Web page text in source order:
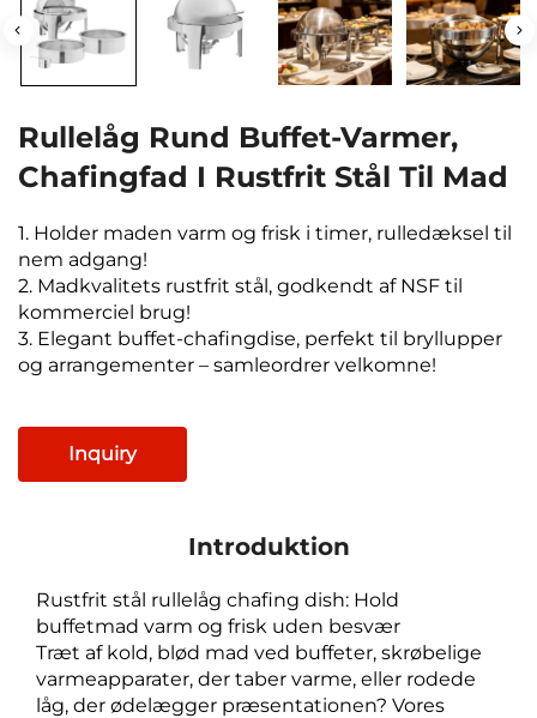
Rullelåg Rund Buffet-Varmer,
Chafingfad I Rustfrit Stål Til Mad
1. Holder maden varm og frisk i timer, rulledæksel til
nem adgang!
2. Madkvalitets rustfrit stål, godkendt af NSF til
kommerciel brug!
3. Elegant buffet-chafingdise, perfekt til bryllupper
og arrangementer – samleordrer velkomne!
Inquiry
Introduktion
Rustfrit stål rullelåg chafing dish: Hold
buffetmad varm og frisk uden besvær
Træt af kold, blød mad ved buffeter, skrøbelige
varmeapparater, der taber varme, eller rodede
låg, der ødelægger præsentationen? Vores